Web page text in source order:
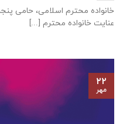
عنایت خانواده محترم [...]
۲۲
مهر